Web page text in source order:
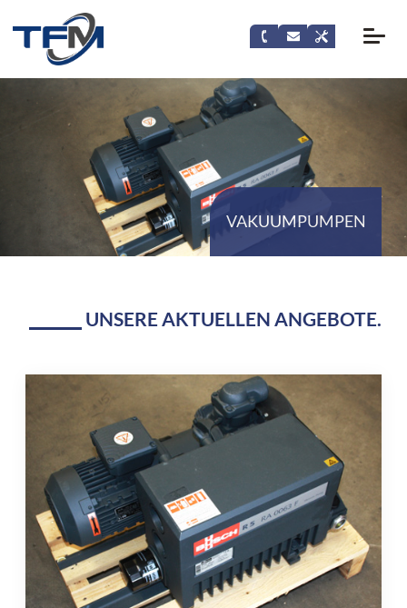
VAKUUMPUMPEN
UNSERE AKTUELLEN ANGEBOTE.